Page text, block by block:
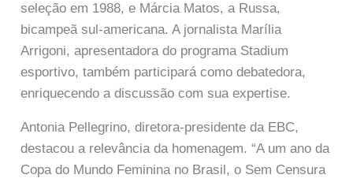
seleção em 1988, e Márcia Matos, a Russa,
bicampeã sul-americana. A jornalista Marília
Arrigoni, apresentadora do programa Stadium
esportivo, também participará como debatedora,
enriquecendo a discussão com sua expertise.
Antonia Pellegrino, diretora-presidente da EBC,
destacou a relevância da homenagem. “A um ano da
Copa do Mundo Feminina no Brasil, o Sem Censura